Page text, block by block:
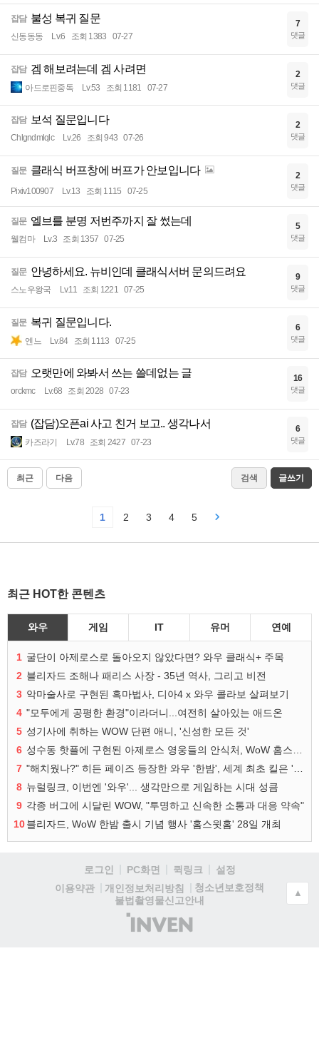
잡담 불성 복귀 질문
신동동동 Lv.6 조회 1383 07-27
7
댓글
잡담 겜 해보려는데 겜 사려면
아드로핀중독 Lv.53 조회 1181 07-27
2
댓글
잡담 보석 질문입니다
Chlgndmlqlc Lv.26 조회 943 07-26
2
댓글
질문 클래식 버프창에 버프가 안보입니다
Pixiv100907 Lv.13 조회 1115 07-25
2
댓글
질문 엘브를 분명 저번주까지 잘 썼는데
웰컴마 Lv.3 조회 1357 07-25
5
댓글
질문 안녕하세요. 뉴비인데 클래식서버 문의드려요
스노우왕국 Lv.11 조회 1221 07-25
9
댓글
질문 복귀 질문입니다.
엔느 Lv.84 조회 1113 07-25
6
댓글
잡담 오랫만에 와봐서 쓰는 쓸데없는 글
orckmc Lv.68 조회 2028 07-23
16
댓글
잡담 (잡담)오픈ai 사고 친거 보고.. 생각나서
카즈라기 Lv.78 조회 2427 07-23
6
댓글
최근 다음 검색 글쓰기
1 2 3 4 5
최근 HOT한 콘텐츠
와우 게임 IT 유머 연예
1 굴단이 아제로스로 돌아오지 않았다면? 와우 클래식+ 주목
2 블리자드 조해나 패리스 사장 - 35년 역사, 그리고 비전
3 악마술사로 구현된 흑마법사, 디아4 x 와우 콜라보 살펴보기
4 "모두에게 공평한 환경"이라더니...여전히 살아있는 애드온
5 성기사에 취하는 WOW 단편 애니, '신성한 모든 것'
6
7
8 뉴럴링크, 이번엔 '와우'... 생각만으로 게임하는 시대 성큼
9 각종 버그에 시달린 WOW, "투명하고 신속한 소통과 대응 약속"
10블리자드, WoW 한밤 출시 기념 행사 '홈스윗홈' 28일 개최
로그인 PC화면 퀵링크
설정
이용약관
개인정보처리방침
청소년보호정책
불법촬영물신고안내
(주)
인
▲